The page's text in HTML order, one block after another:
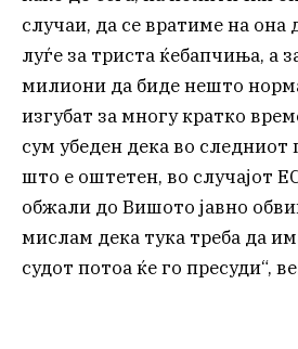
случаи, да се вратиме на она
луѓе за триста ќебапчиња, а
милиони да биде нешто
изгубат за многу кратко
сум убеден дека во следниот
што е оштетен, во случајот
обжали до Вишото јавно
мислам дека тука треба да
судот потоа ќе го пресуди“,